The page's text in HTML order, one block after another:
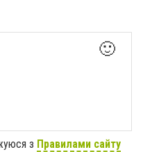
🙂
з Правилами сайту